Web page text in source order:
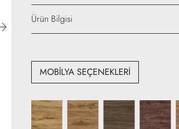
Genişlik: 90 cm
Ürün Bilgisi
MOBİLYA SEÇENEKLERİ